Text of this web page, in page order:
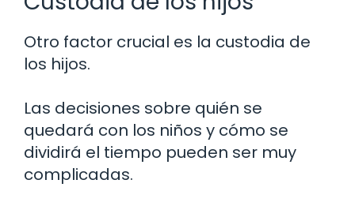
Otro factor crucial es la custodia de
los hijos.
Las decisiones sobre quién se
quedará con los niños y cómo se
dividirá el tiempo pueden ser muy
complicadas.